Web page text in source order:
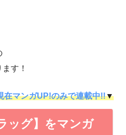
す！
在マンガUP!のみで連載中!!▼
ッグ】をマンガ